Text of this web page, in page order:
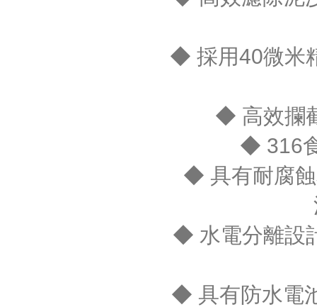
◆ 採用40微米
◆ 高效攔
◆ 316
◆ 具有耐腐
◆ 水電分離設
◆ 具有防水電